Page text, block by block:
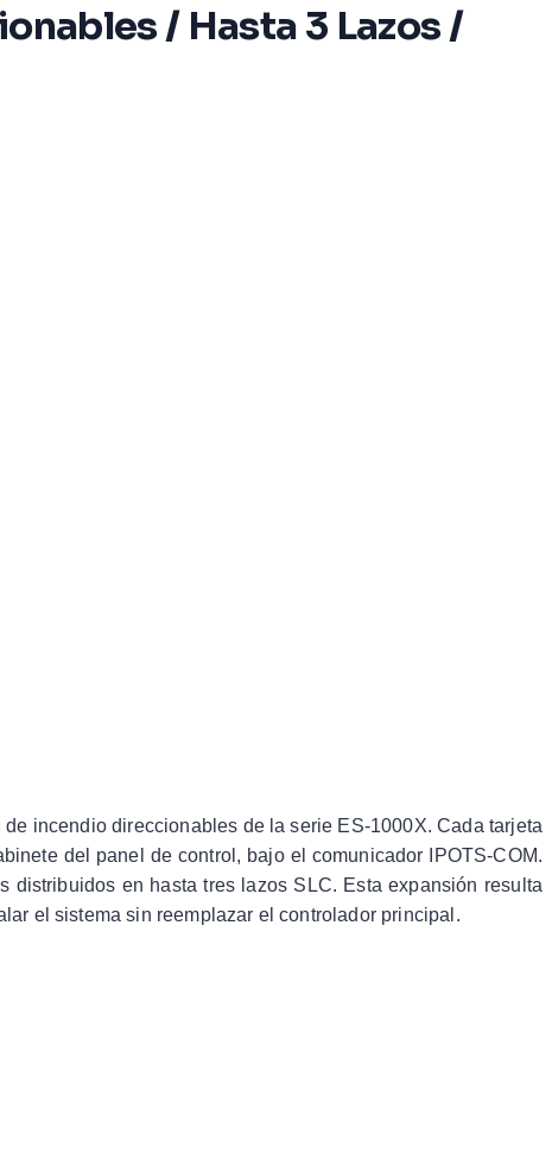
/ Hasta 3 Lazos /
incendio direccionables de la serie ES-1000X. Cada tarjeta
del panel de control, bajo el comunicador IPOTS-COM.
en hasta tres lazos SLC. Esta expansión resulta
el sistema sin reemplazar el controlador principal.